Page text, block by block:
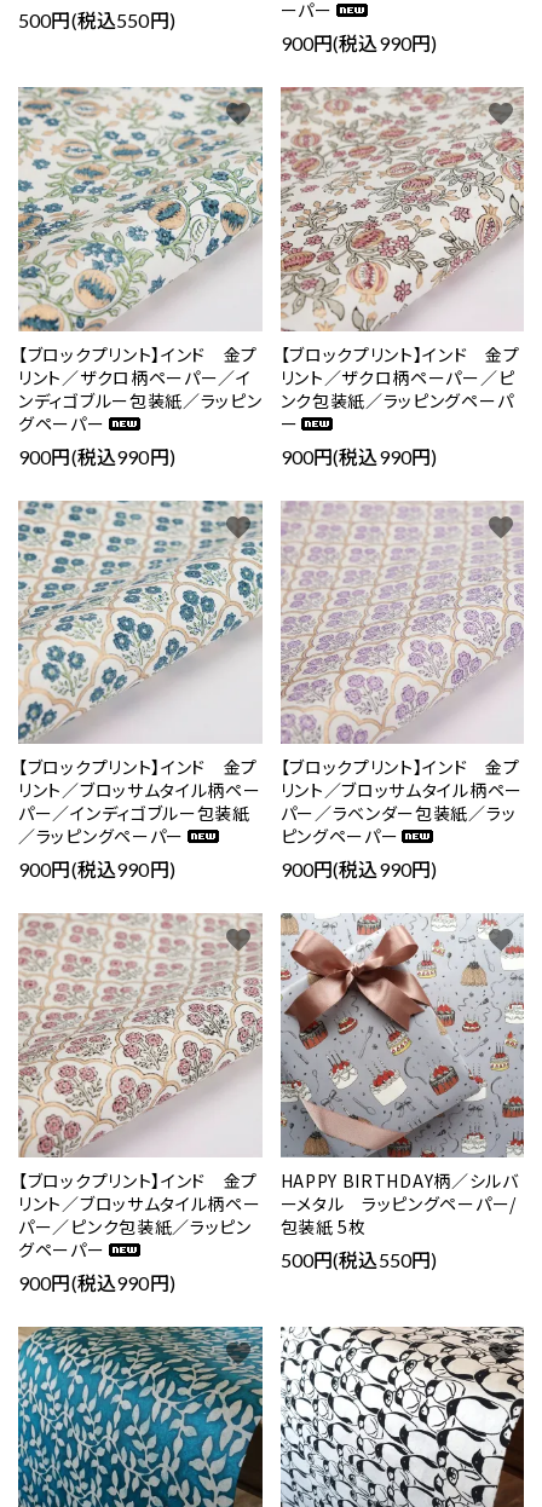
500円(税込550円) ーパー
900円(税込990円)
【ブロックプリント】インド 金プ
リント／ザクロ柄ペーパー／イ
ンディゴブルー包装紙／ラッピン
グペーパー
900円(税込990円)
favorite
【ブロックプリント】インド 金プ
リント／ザクロ柄ペーパー／ピ
ンク包装紙／ラッピングペーパ
ー
900円(税込990円)
favorite
【ブロックプリント】インド 金プ
リント／ブロッサムタイル柄ペー
パー／インディゴブルー包装紙
／ラッピングペーパー
900円(税込990円)
favorite
【ブロックプリント】インド 金プ
リント／ブロッサムタイル柄ペー
パー／ラベンダー包装紙／ラッ
ピングペーパー
900円(税込990円)
favorite
【ブロックプリント】インド 金プ
リント／ブロッサムタイル柄ペー
パー／ピンク包装紙／ラッピン
グペーパー
900円(税込990円)
favorite
HAPPY BIRTHDAY柄／シルバ
ーメタル ラッピングペーパー/
包装紙 5枚
500円(税込550円)
favorite
favorite favorite